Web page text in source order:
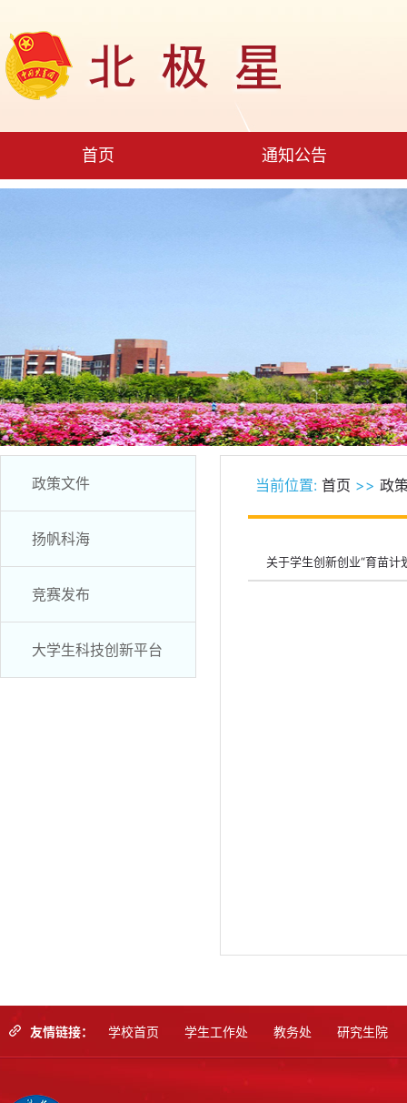
首页 通知公告
政策文件
扬帆科海
竞赛发布
大学生科技创新平台
当前位置: 首页 >> 政
关于学生创新创业“育苗计
友情链接： 学校首页 学生工作处 教务处 研究生院